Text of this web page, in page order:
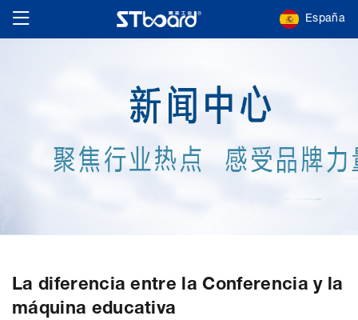
España
La diferencia entre la Conferencia y la
máquina educativa